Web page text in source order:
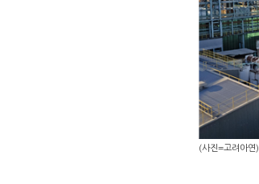
(사진=고려아연)